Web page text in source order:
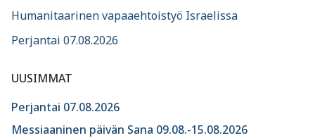
Humanitaarinen vapaaehtoistyö Israelissa
Perjantai 07.08.2026
UUSIMMAT
Perjantai 07.08.2026
Messiaaninen päivän Sana 09.08.-15.08.2026